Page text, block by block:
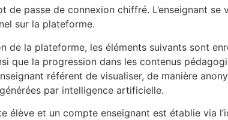
de passe de connexion chiffré. L’enseignant
sur la plateforme.
de la plateforme, les éléments suivants sont
que la progression dans les contenus
référent de visualiser, de manière
par intelligence artificielle.
élève et un compte enseignant est établie via